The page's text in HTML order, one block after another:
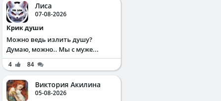
Лиса
07-08-2026
Крик души
Можно ведь излить душу?
Думаю, можно.. Мы с муже...
4 84
Виктория Акилина
05-08-2026